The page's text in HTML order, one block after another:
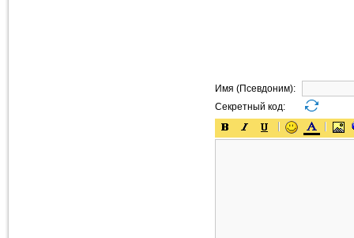
Имя (Псевдоним):
Секретный код: